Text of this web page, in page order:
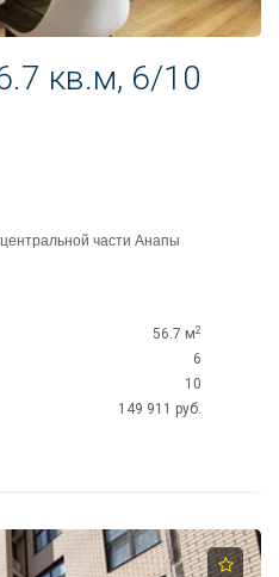
кв.м, 6/10
части Анапы
56.7 м2
6
10
149 911 руб.